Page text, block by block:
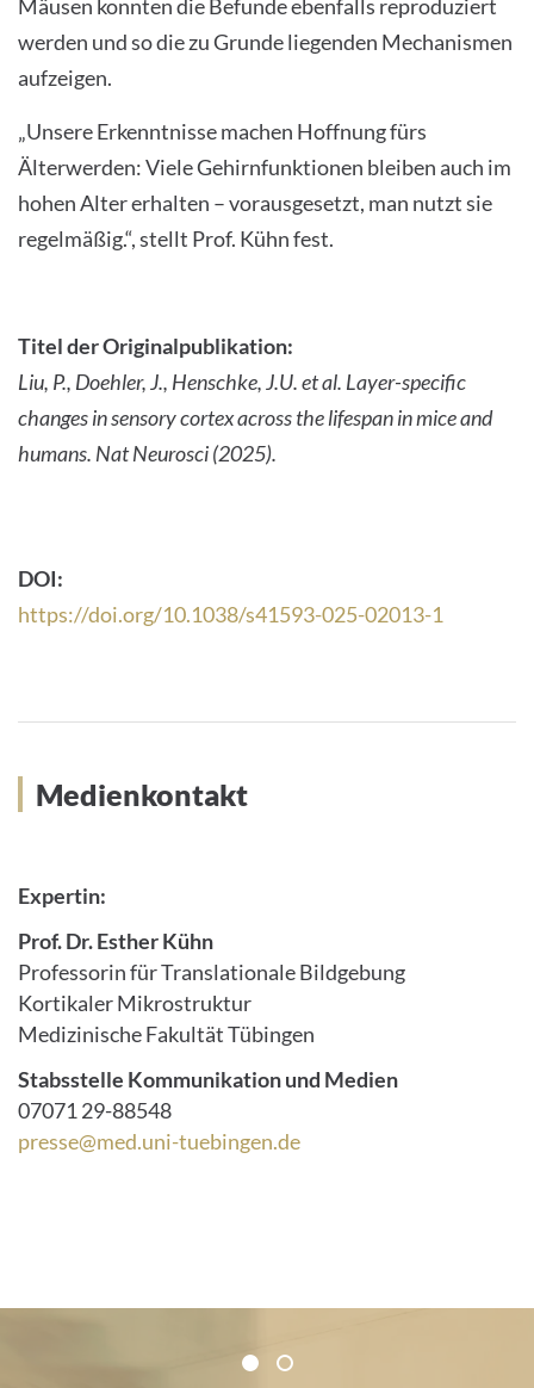
Mäusen konnten die Befunde ebenfalls reproduziert
werden und so die zu Grunde liegenden Mechanismen
aufzeigen.
„Unsere Erkenntnisse machen Hoffnung fürs
Älterwerden: Viele Gehirnfunktionen bleiben auch im
hohen Alter erhalten – vorausgesetzt, man nutzt sie
regelmäßig.“, stellt Prof. Kühn fest.
Titel der Originalpublikation:
Liu, P., Doehler, J., Henschke, J.U. et al. Layer-specific
changes in sensory cortex across the lifespan in mice and
humans. Nat Neurosci (2025).
DOI:
https://doi.org/10.1038/s41593-025-02013-1
Medienkontakt
Expertin:
Prof. Dr. Esther Kühn
Professorin für Translationale Bildgebung
Kortikaler Mikrostruktur
Medizinische Fakultät Tübingen
Stabsstelle Kommunikation und Medien
07071 29-88548
presse@med.uni-tuebingen.de
Zertifikate und Verbände
1 2